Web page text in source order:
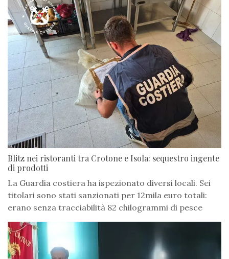
Blitz nei ristoranti tra Crotone e Isola: sequestro ingente
di prodotti
La Guardia costiera ha ispezionato diversi locali. Sei
titolari sono stati sanzionati per 12mila euro totali:
erano senza tracciabilità 82 chilogrammi di pesce